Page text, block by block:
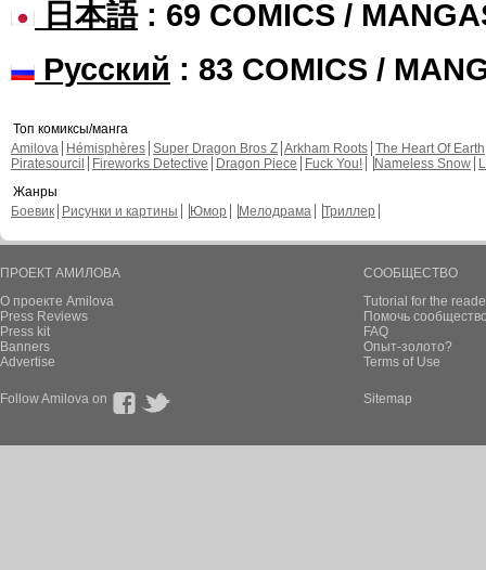
日本語: 69 COMICS /
Русский : 83 COMICS /
Топ комиксы/манга
Amilova
Hémisphères Super Dragon Bros Z Arkham Roots The Heart Of Earth
Piratesourcil
Fireworks Detective Dragon Piece Fuck You! Nameless Snow
Жанры
Боевик
Рисунки и картины Юмор Мелодрама Триллер
ПРОЕКТ АМИЛОВА
О проекте Amilova
Press Reviews
Press kit
Banners
Advertise
СООБЩЕСТВО
Tutorial for the
Помочь
FAQ
Опыт-золото?
Terms of Use
Follow Amilova on Sitemap